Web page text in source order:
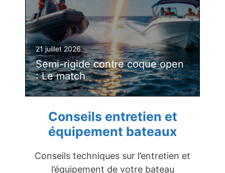
21 juillet 2026
Semi-rigide contre coque open
: Le match
Conseils entretien et
équipement bateaux
Conseils techniques sur l’entretien et
l’équipement de votre bateau